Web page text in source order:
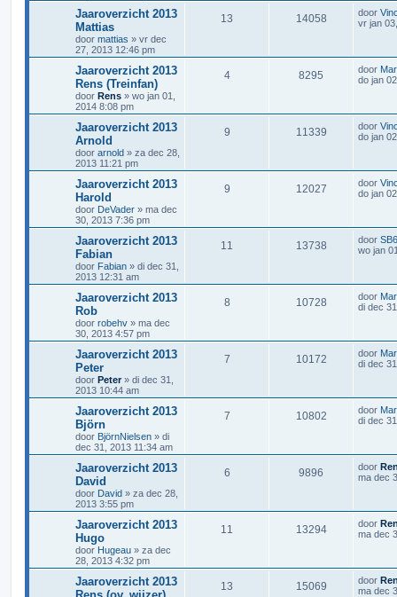
Jaaroverzicht 2013
Mattias
door mattias » vr dec
27, 2013 12:46 pm
13 14058 door
vr jan
Jaaroverzicht 2013
Rens (Treinfan)
door Rens » wo jan 01,
2014 8:08 pm
4 8295 door
do jan
Jaaroverzicht 2013
Arnold
door arnold » za dec 28,
2013 11:21 pm
9 11339 door
do jan
Jaaroverzicht 2013
Harold
door DeVader » ma dec
30, 2013 7:36 pm
9 12027 door
do jan
Jaaroverzicht 2013
Fabian
door Fabian » di dec 31,
2013 12:31 am
11 13738 door
wo jan
Jaaroverzicht 2013
Rob
door robehv » ma dec
30, 2013 4:57 pm
8 10728 door
di dec
Jaaroverzicht 2013
Peter
door Peter » di dec 31,
2013 10:44 am
7 10172 door
di dec
Jaaroverzicht 2013
Björn
door BjörnNielsen » di
dec 31, 2013 11:34 am
7 10802 door
di dec
Jaaroverzicht 2013
David
door David » za dec 28,
2013 3:55 pm
6 9896 door
ma dec
Jaaroverzicht 2013
Hugo
door Hugeau » za dec
28, 2013 4:32 pm
11 13294 door
ma dec
Jaaroverzicht 2013
13 15069 door
ma dec